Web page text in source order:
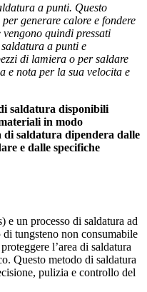
a punti. Questo
generare calore e fondere
quindi pressati
a punti e
di lamiera o per saldare
e nota per la sua velocita e
saldatura disponibili
in modo
di saldatura dipendera dalle
e dalle specifiche
e un processo di saldatura ad
tungsteno non consumabile
l’area di saldatura
Questo metodo di saldatura
pulizia e controllo del